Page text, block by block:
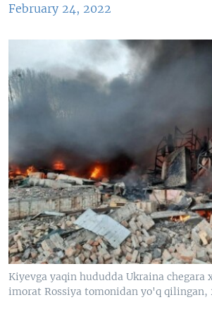
February 24, 2022
Kiyevga yaqin hududda Ukraina
imorat Rossiya tomonidan yo'q